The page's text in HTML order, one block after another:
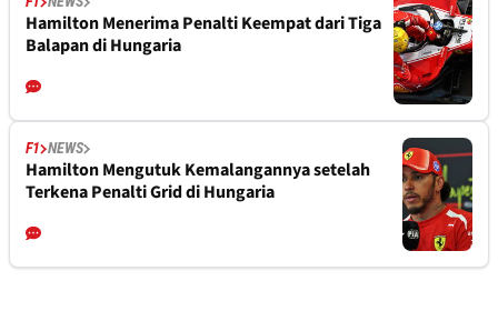
Hamilton Menerima Penalti Keempat dari Tiga
Balapan di Hungaria
F1 NEWS
Hamilton Mengutuk Kemalangannya setelah
Terkena Penalti Grid di Hungaria